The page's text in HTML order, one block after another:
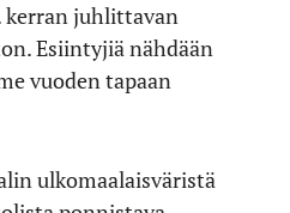
kerran juhlittavan
Esiintyjiä nähdään
vuoden tapaan
ulkomaalaisväristä